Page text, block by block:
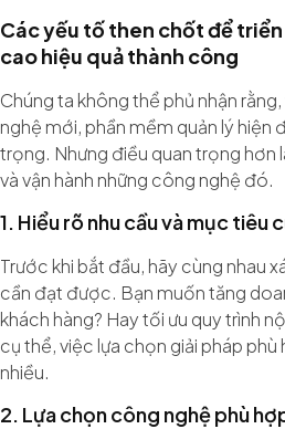
Các yếu tố then chốt để
cao hiệu quả thành công
Chúng ta không thể phủ nhận
nghệ mới, phần mềm quản lý hiện
trọng. Nhưng điều quan trọng hơn
và vận hành những công nghệ đó.
1. Hiểu rõ nhu cầu và mục tiêu
Trước khi bắt đầu, hãy cùng nhau
cần đạt được. Bạn muốn tăng
khách hàng? Hay tối ưu quy trình
cụ thể, việc lựa chọn giải pháp
nhiều.
2. Lựa chọn công nghệ phù